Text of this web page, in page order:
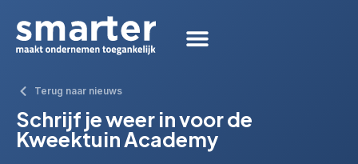
Terug naar nieuws
Schrijf je weer in voor de
Kweektuin Academy